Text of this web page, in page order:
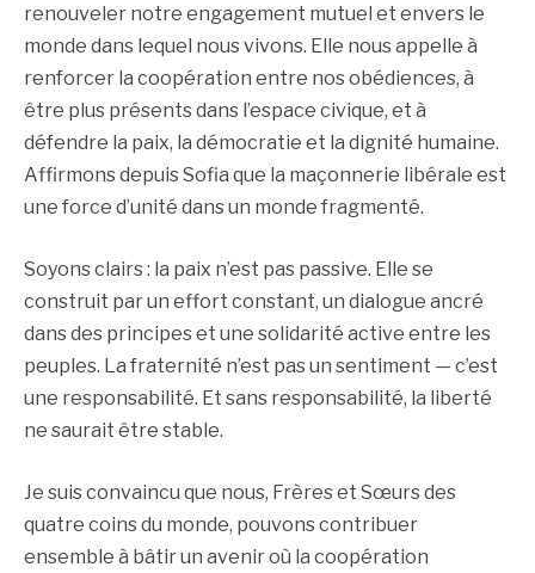
renouveler notre engagement mutuel et envers le
monde dans lequel nous vivons. Elle nous appelle à
renforcer la coopération entre nos obédiences, à
être plus présents dans l’espace civique, et à
défendre la paix, la démocratie et la dignité humaine.
Affirmons depuis Sofia que la maçonnerie libérale est
une force d’unité dans un monde fragmenté.
Soyons clairs : la paix n’est pas passive. Elle se
construit par un effort constant, un dialogue ancré
dans des principes et une solidarité active entre les
peuples. La fraternité n’est pas un sentiment — c’est
une responsabilité. Et sans responsabilité, la liberté
ne saurait être stable.
Je suis convaincu que nous, Frères et Sœurs des
quatre coins du monde, pouvons contribuer
ensemble à bâtir un avenir où la coopération